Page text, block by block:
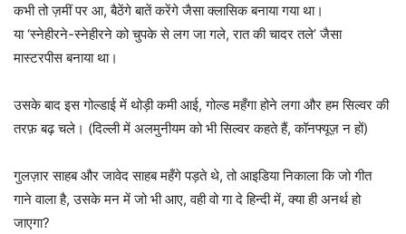
कभी तो ज़मीं पर आ, बैठेंगे बातें करेंगे जैसा क्लासिक बनाया गया था।
या ‘स्नेहीरने-स्नेहीरने को चुपके से लग जा गले, रात की चादर तले’ जैसा
मास्टरपीस बनाया था।
उसके बाद इस गोल्डाई में थोड़ी कमी आई, गोल्ड महँगा होने लगा और हम सिल्वर की
तरफ़ बढ़ चले। (दिल्ली में अलमुनीयम को भी सिल्वर कहते हैं, कॉनफ्यूज़ न हों)
गुलज़ार साहब और जावेद साहब महँगे पड़ते थे, तो आइडिया निकाला कि जो गीत
गाने वाला है, उसके मन में जो भी आए, वही वो गा दे हिन्दी में, क्या ही अनर्थ हो
जाएगा?